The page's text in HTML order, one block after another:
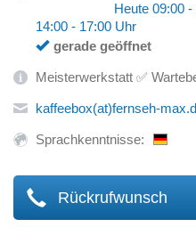
Heute 09:00
14:00 - 17:00 Uhr
gerade geöffnet
Meisterwerkstatt ✅
kaffeebox(at)fernseh-
Sprachkenntnisse:
Rückrufwunsch